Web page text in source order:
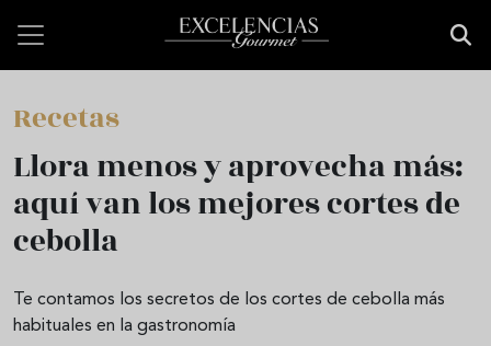
Recetas
Llora menos y aprovecha más:
aquí van los mejores cortes de
cebolla
Te contamos los secretos de los cortes de cebolla más
habituales en la gastronomía